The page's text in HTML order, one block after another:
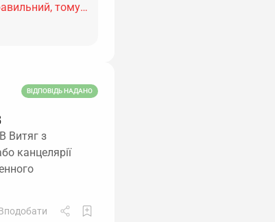
тому…
ВІДПОВІДЬ НАДАНО
Витяг з
канцелярії